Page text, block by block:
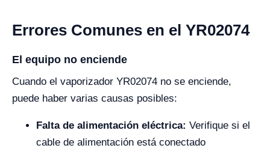
Errores Comunes en el YR02074
El equipo no enciende
Cuando el vaporizador YR02074 no se enciende,
puede haber varias causas posibles:
Falta de alimentación eléctrica: Verifique si el
cable de alimentación está conectado